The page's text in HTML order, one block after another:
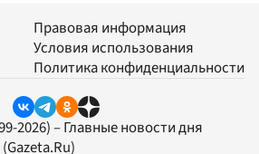
Правовая информация
Условия использования
Политика конфиденциальности
2026) – Главные новости дня
(Gazeta.Ru)